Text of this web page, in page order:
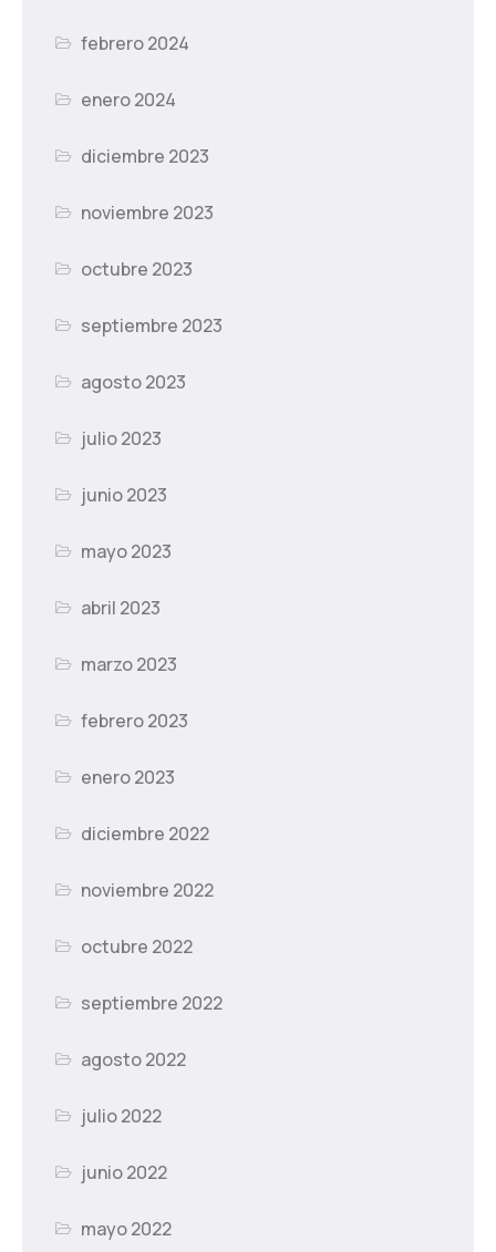
febrero 2024
enero 2024
diciembre 2023
noviembre 2023
octubre 2023
septiembre 2023
agosto 2023
julio 2023
junio 2023
mayo 2023
abril 2023
marzo 2023
febrero 2023
enero 2023
diciembre 2022
noviembre 2022
octubre 2022
septiembre 2022
agosto 2022
julio 2022
junio 2022
mayo 2022